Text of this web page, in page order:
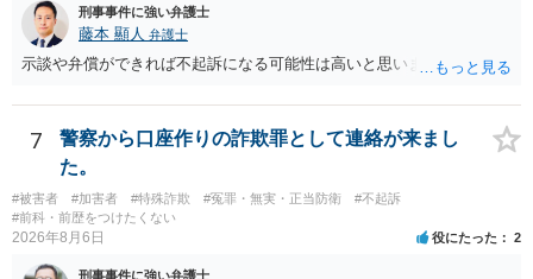
刑事事件に強い弁護士
藤本 顯人 弁護士
示談や弁償ができれば不起訴になる可能性は高いと思います。
7
警察から口座作りの詐欺罪として連絡が来まし
た。
#被害者 #加害者 #特殊詐欺 #冤罪・無実・正当防衛
#不起訴
#前科・前歴をつけたくない
2026年8月6日 役にたった 2
刑事事件に強い弁護士